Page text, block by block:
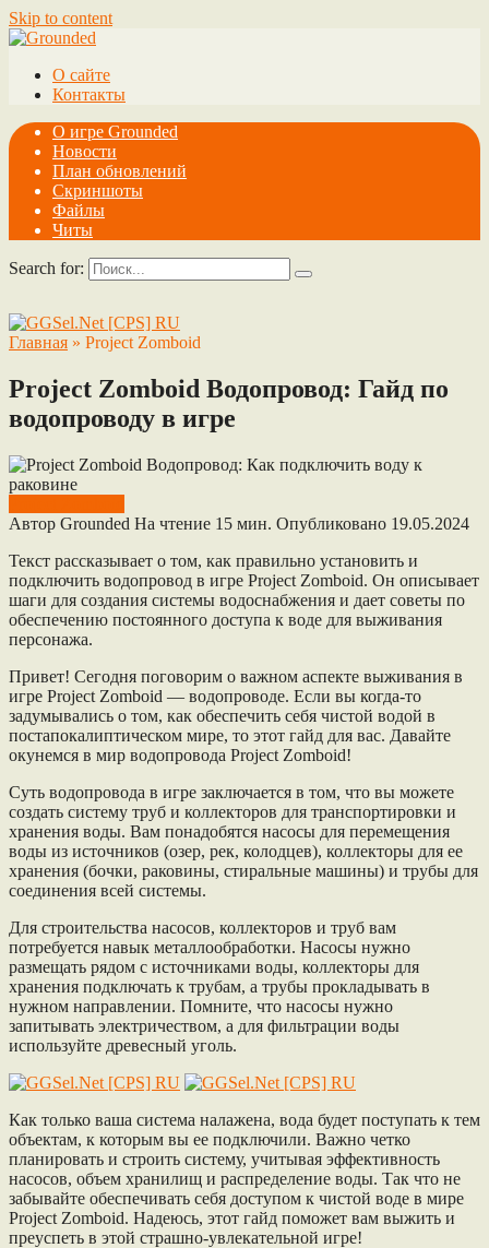
Skip to content
О сайте
Контакты
О игре Grounded
Новости
План обновлений
Скриншоты
Файлы
Читы
Search for:
Главная » Project Zomboid
Project Zomboid Водопровод: Гайд по
водопроводу в игре
Автор Grounded На чтение 15 мин. Опубликовано 19.05.2024
Текст рассказывает о том, как правильно установить и
подключить водопровод в игре Project Zomboid. Он описывает
шаги для создания системы водоснабжения и дает советы по
обеспечению постоянного доступа к воде для выживания
персонажа.
Привет! Сегодня поговорим о важном аспекте выживания в
игре Project Zomboid — водопроводе. Если вы когда-то
задумывались о том, как обеспечить себя чистой водой в
постапокалиптическом мире, то этот гайд для вас. Давайте
окунемся в мир водопровода Project Zomboid!
Суть водопровода в игре заключается в том, что вы можете
создать систему труб и коллекторов для транспортировки и
хранения воды. Вам понадобятся насосы для перемещения
воды из источников (озер, рек, колодцев), коллекторы для ее
хранения (бочки, раковины, стиральные машины) и трубы для
соединения всей системы.
Для строительства насосов, коллекторов и труб вам
потребуется навык металлообработки. Насосы нужно
размещать рядом с источниками воды, коллекторы для
хранения подключать к трубам, а трубы прокладывать в
нужном направлении. Помните, что насосы нужно
запитывать электричеством, а для фильтрации воды
используйте древесный уголь.
Как только ваша система налажена, вода будет поступать к тем
объектам, к которым вы ее подключили. Важно четко
планировать и строить систему, учитывая эффективность
насосов, объем хранилищ и распределение воды. Так что не
забывайте обеспечивать себя доступом к чистой воде в мире
Project Zomboid. Надеюсь, этот гайд поможет вам выжить и
преуспеть в этой страшно-увлекательной игре!